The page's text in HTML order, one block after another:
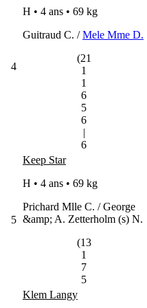
4
H • 4 ans • 69 kg
Guitraud C. /Mele Mme D.
(21
1
1
6
5
6
|
6
5
Keep Star
H • 4 ans • 69 kg
Prichard Mlle C. / George
&amp; A. Zetterholm (s) N.
(13
1
7
5
Klem Langy